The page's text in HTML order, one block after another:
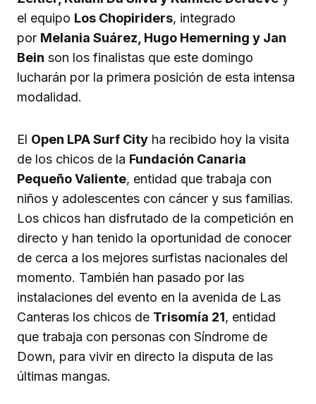
el equipo Los Chopiriders, integrado
por Melania Suárez, Hugo Hemerning y Jan
Bein son los finalistas que este domingo
lucharán por la primera posición de esta intensa
modalidad.
El Open LPA Surf City ha recibido hoy la visita
de los chicos de la Fundación Canaria
Pequeño Valiente, entidad que trabaja con
niños y adolescentes con cáncer y sus familias.
Los chicos han disfrutado de la competición en
directo y han tenido la oportunidad de conocer
de cerca a los mejores surfistas nacionales del
momento. También han pasado por las
instalaciones del evento en la avenida de Las
Canteras los chicos de Trisomía 21, entidad
que trabaja con personas con Síndrome de
Down, para vivir en directo la disputa de las
últimas mangas.